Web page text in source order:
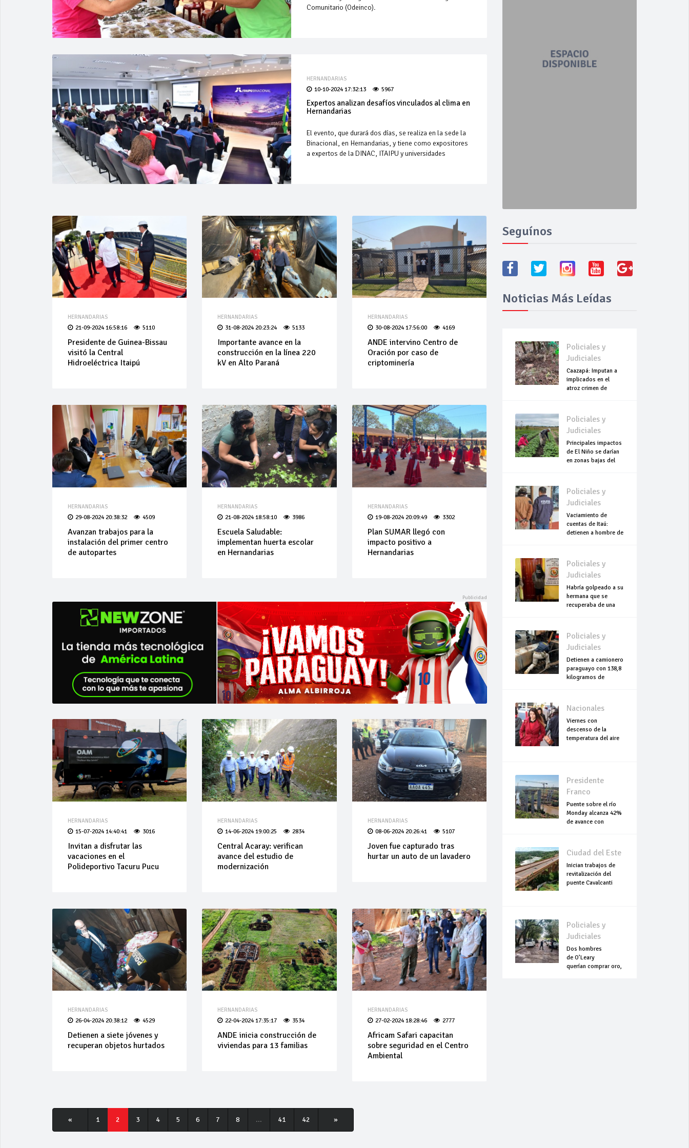
Comunitario (Odeinco).
HERNANDARIAS
10-10-2024 17:32:13 5967
Expertos analizan desafíos vinculados al clima en
Hernandarias
El evento, que durará dos días, se realiza en la sede la
Binacional, en Hernandarias, y tiene como expositores
a expertos de la DINAC, ITAIPU y universidades
HERNANDARIAS
21-09-2024 16:58:16 5110
Presidente de Guinea-Bissau
visitó la Central
Hidroeléctrica Itaipú
HERNANDARIAS
31-08-2024 20:23:24 5133
Importante avance en la
construcción en la línea 220
kV en Alto Paraná
HERNANDARIAS
30-08-2024 17:56:00 4169
ANDE intervino Centro de
Oración por caso de
criptominería
HERNANDARIAS
29-08-2024 20:38:32 4509
Avanzan trabajos para la
instalación del primer centro
de autopartes
HERNANDARIAS
21-08-2024 18:58:10 3986
Escuela Saludable:
implementan huerta escolar
en Hernandarias
HERNANDARIAS
19-08-2024 20:09:49 3302
Plan SUMAR llegó con
impacto positivo a
Hernandarias
HERNANDARIAS
15-07-2024 14:40:41 3016
Invitan a disfrutar las
vacaciones en el
Polideportivo Tacuru Pucu
HERNANDARIAS
14-06-2024 19:00:25 2834
Central Acaray: verifican
avance del estudio de
modernización
HERNANDARIAS
08-06-2024 20:26:41 5107
Joven fue capturado tras
hurtar un auto de un lavadero
HERNANDARIAS
26-04-2024 20:38:12 4529
Detienen a siete jóvenes y
recuperan objetos hurtados
HERNANDARIAS
22-04-2024 17:35:17 3534
ANDE inicia construcción de
viviendas para 13 familias
HERNANDARIAS
27-02-2024 18:28:46 2777
Africam Safari capacitan
sobre seguridad en el Centro
Ambiental
« 1 2 3 4 5 6 7 8 ... 41 42 »
Seguínos
Noticias Más Leídas
Policiales y
Judiciales
Caazapá: Imputan a
implicados en el
atroz crimen de
Policiales y
Judiciales
Principales impactos
de El Niño se darían
en zonas bajas del
Policiales y
Judiciales
Vaciamiento de
cuentas de Itaú:
detienen a hombre de
Policiales y
Judiciales
Habría golpeado a su
hermana que se
recuperaba de una
Policiales y
Judiciales
Detienen a camionero
paraguayo con 138,8
kilogramos de
Nacionales
Viernes con
descenso de la
temperatura del aire
Presidente
Franco
Puente sobre el río
Monday alcanza 42%
de avance con
Ciudad del Este
Inician trabajos de
revitalización del
puente Cavalcanti
Policiales y
Judiciales
Dos hombres
de O’Leary
querían comprar oro,